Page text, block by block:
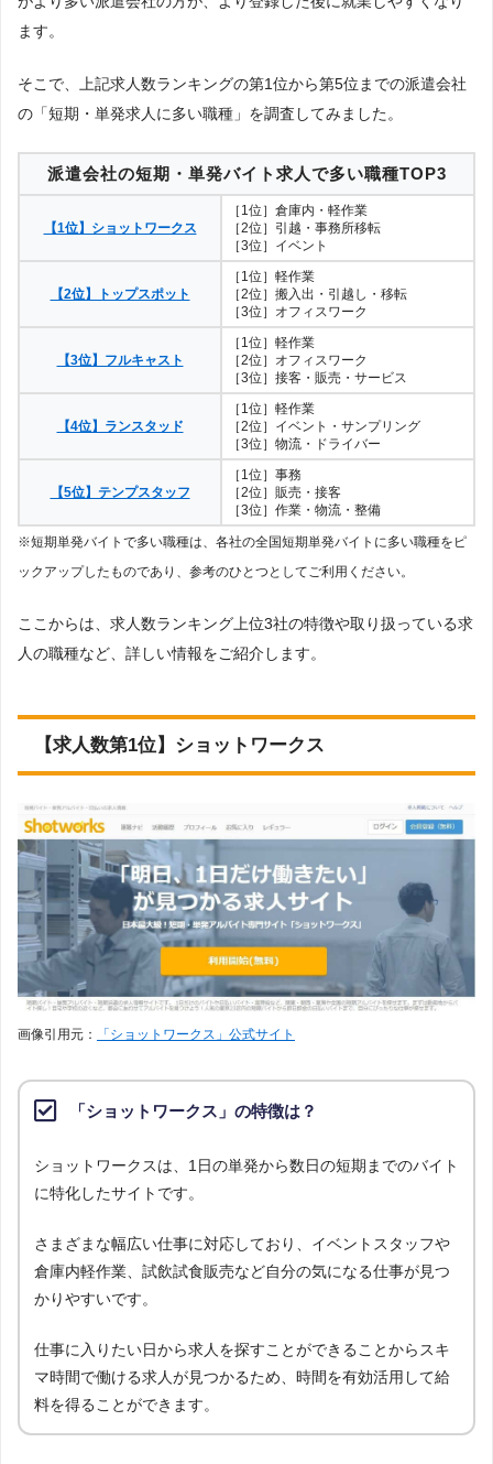
ます。
そこで、上記求人数ランキングの第1位から第5位までの派遣会社
の「短期・単発求人に多い職種」を調査してみました。
派遣会社の短期・単発バイト求人で多い職種TOP3
【1位】ショットワークス
［1位］倉庫内・軽作業
［2位］引越・事務所移転
［3位］イベント
【2位】トップスポット
［1位］軽作業
［2位］搬入出・引越し・移転
［3位］オフィスワーク
【3位】フルキャスト
［1位］軽作業
［2位］オフィスワーク
［3位］接客・販売・サービス
【4位】ランスタッド
［1位］軽作業
［2位］イベント・サンプリング
［3位］物流・ドライバー
【5位】テンプスタッフ
［1位］事務
［2位］販売・接客
［3位］作業・物流・整備
※短期単発バイトで多い職種は、各社の全国短期単発バイトに多い職種をピ
ックアップしたものであり、参考のひとつとしてご利用ください。
ここからは、求人数ランキング上位3社の特徴や取り扱っている求
人の職種など、詳しい情報をご紹介します。
【求人数第1位】ショットワークス
画像引用元： 「ショットワークス」公式サイト
「ショットワークス」の特徴は？
ショットワークスは、1日の単発から数日の短期までのバイト
に特化したサイトです。
さまざまな幅広い仕事に対応しており、イベントスタッフや
倉庫内軽作業、試飲試食販売など自分の気になる仕事が見つ
かりやすいです。
仕事に入りたい日から求人を探すことができることからスキ
マ時間で働ける求人が見つかるため、時間を有効活用して給
料を得ることができます。